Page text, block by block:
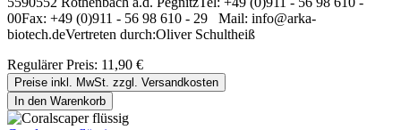
00Fax: +49 (0)911 - 56 98 610 - 29 Mail: info@arka-
biotech.deVertreten durch:Oliver Schultheiß
Regulärer Preis: 11,90 €
Preise inkl. MwSt. zzgl. Versandkosten
In den Warenkorb